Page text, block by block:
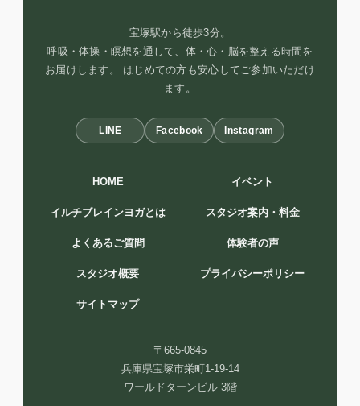
宝塚駅から徒歩3分。
呼吸・体操・瞑想を通して、体・心・脳を整える時間を
お届けします。 はじめての方も安心してご参加いただけ
ます。
LINE Facebook Instagram
HOME イベント
イルチブレインヨガとは スタジオ案内・料金
よくあるご質問 体験者の声
スタジオ概要 プライバシーポリシー
サイトマップ
〒665-0845
兵庫県宝塚市栄町1-19-14
ワールドターンビル 3階